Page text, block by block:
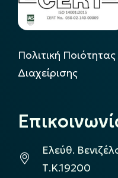
Πολιτική
Διαχείρισης
Ελεύθ.
Τ.Κ.19200